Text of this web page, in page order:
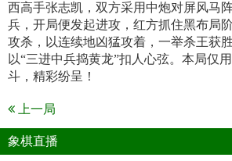
西高手张志凯，双方采用中炮对屏风马
兵，开局便发起进攻，红方抓住黑布局
攻杀，以连续地凶猛攻着，一举杀王获
以“三进中兵捣黄龙”扣人心弦。本局仅
斗，精彩纷呈！
上一局
象棋直播